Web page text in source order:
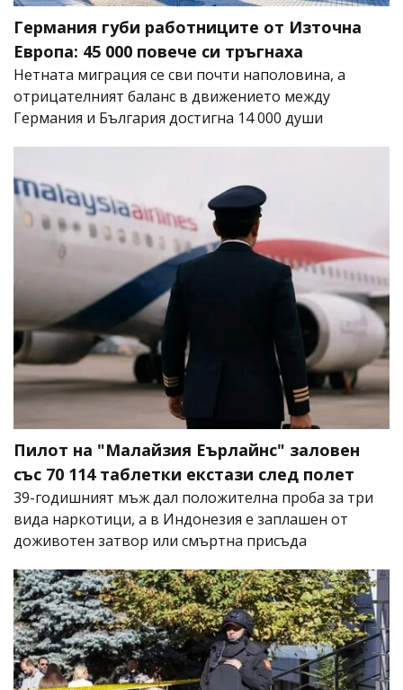
Германия губи работниците от Източна
Европа: 45 000 повече си тръгнаха
Нетната миграция се сви почти наполовина, а
отрицателният баланс в движението между
Германия и България достигна 14 000 души
Пилот на "Малайзия Еърлайнс" заловен
със 70 114 таблетки екстази след полет
39-годишният мъж дал положителна проба за три
вида наркотици, а в Индонезия е заплашен от
доживотен затвор или смъртна присъда